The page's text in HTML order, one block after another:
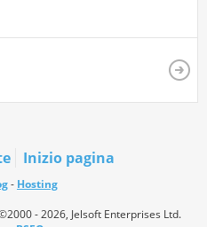
Inizio pagina
- Hosting
- 2026, Jelsoft Enterprises Ltd.